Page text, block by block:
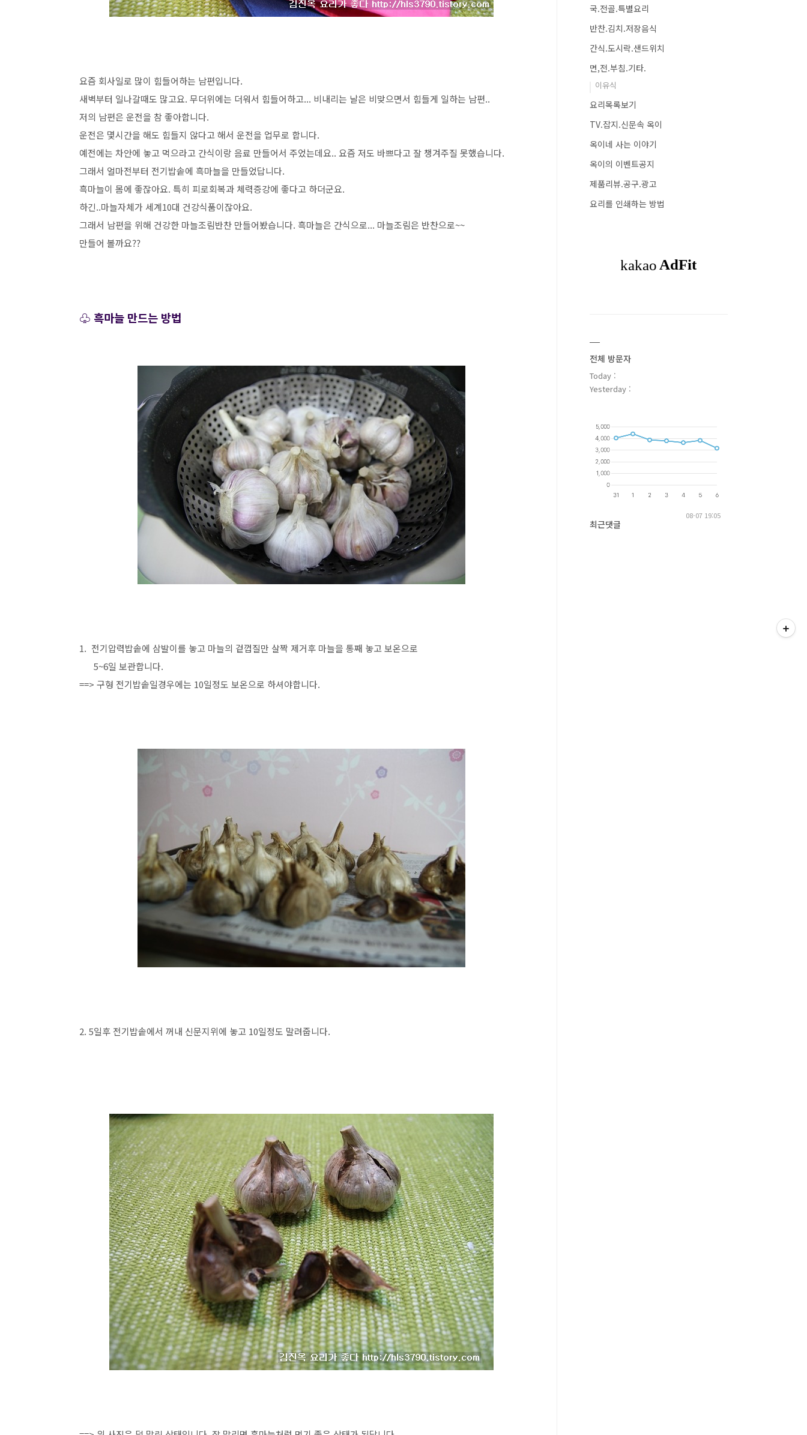
요즘 회사일로 많이 힘들어하는 남편입니다.
새벽부터 일나갈때도 많고요. 무더위에는 더워서 힘들어하고... 비내리는 날은 비맞으면서 힘들게 일하는 남편..
저의 남편은 운전을 참 좋아합니다.
운전은 몇시간을 해도 힘들지 않다고 해서 운전을 업무로 합니다.
예전에는 차안에 놓고 먹으라고 간식이랑 음료 만들어서 주었는데요.. 요즘 저도 바쁘다고 잘 챙겨주질 못했습니다.
그래서 얼마전부터 전기밥솥에 흑마늘을 만들었답니다.
흑마늘이 몸에 좋잖아요. 특히 피로회복과 체력증강에 좋다고 하더군요.
하긴..마늘자체가 세계10대 건강식품이잖아요.
그래서 남편을 위해 건강한 마늘조림반찬 만들어봤습니다. 흑마늘은 간식으로... 마늘조림은 반찬으로~~
만들어 볼까요??
♧ 흑마늘 만드는 방법
1. 전기압력밥솥에 삼발이를 놓고 마늘의 겉껍질만 살짝 제거후 마늘을 통째 놓고 보온으로
5~6일 보관합니다.
==> 구형 전기밥솥일경우에는 10일정도 보온으로 하셔야합니다.
2. 5일후 전기밥솥에서 꺼내 신문지위에 놓고 10일정도 말려줍니다.
국.전골.특별요리
반찬.김치.저장음식
간식.도시락.샌드위치
면,전.부침.기타.
이유식
요리목록보기
TV.잡지.신문속 옥이
옥이네 사는 이야기
옥이의 이벤트공지
제품리뷰.공구.광고
요리를 인쇄하는 방법
전체 방문자
Today :
Yesterday :
08-07 19:05
최근댓글